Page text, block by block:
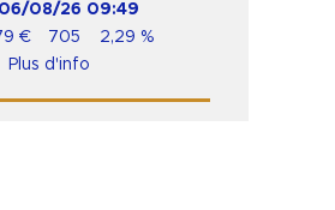
06/08/26 09:49
€ 705 2,29 %
Plus d'info